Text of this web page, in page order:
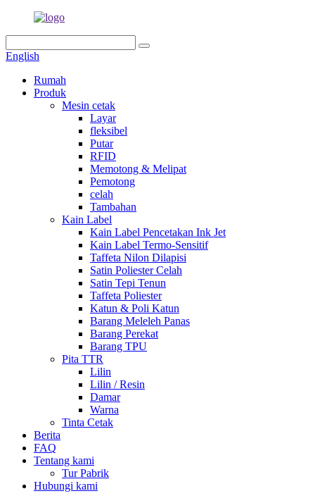
English
Rumah
Produk
Mesin cetak
Layar
fleksibel
Putar
RFID
Memotong & Melipat
Pemotong
celah
Tambahan
Kain Label
Kain Label Pencetakan Ink Jet
Kain Label Termo-Sensitif
Taffeta Nilon Dilapisi
Satin Poliester Celah
Satin Tepi Tenun
Taffeta Poliester
Katun & Poli Katun
Barang Meleleh Panas
Barang Perekat
Barang TPU
Pita TTR
Lilin
Lilin / Resin
Damar
Warna
Tinta Cetak
Berita
FAQ
Tentang kami
Tur Pabrik
Hubungi kami